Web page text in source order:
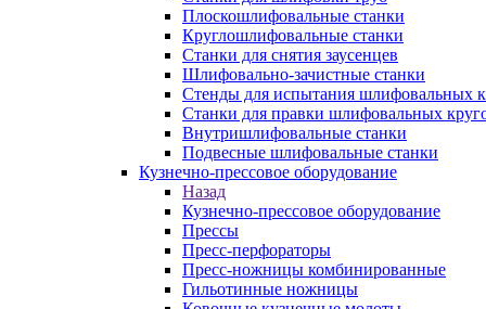
Плоскошлифовальные станки
Круглошлифовальные станки
Станки для снятия заусенцев
Шлифовально-зачистные станки
Стенды для испытания шлифовальных
Станки для правки шлифовальных
Внутришлифовальные станки
Подвесные шлифовальные станки
Кузнечно-прессовое оборудование
Назад
Кузнечно-прессовое оборудование
Прессы
Пресс-перфораторы
Пресс-ножницы комбинированные
Гильотинные ножницы